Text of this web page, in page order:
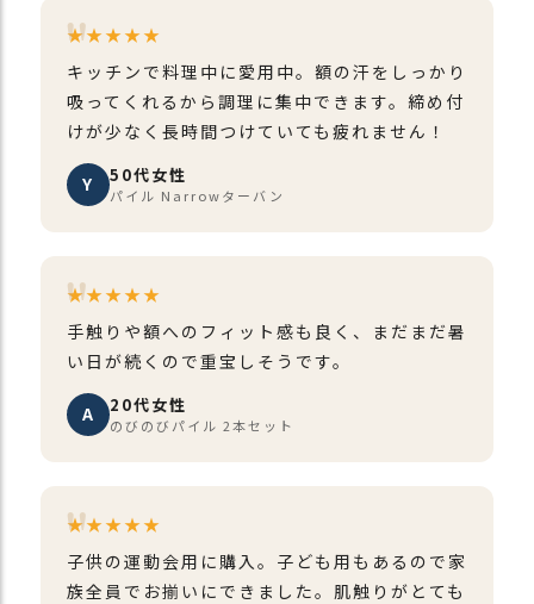
★★★★★
キッチンで料理中に愛用中。額の汗をしっかり
吸ってくれるから調理に集中できます。締め付
けが少なく長時間つけていても疲れません！
Y 50代女性
パイル Narrowターバン
★★★★★
手触りや額へのフィット感も良く、まだまだ暑
い日が続くので重宝しそうです。
A 20代女性
のびのびパイル 2本セット
★★★★★
子供の運動会用に購入。子ども用もあるので家
族全員でお揃いにできました。肌触りがとても